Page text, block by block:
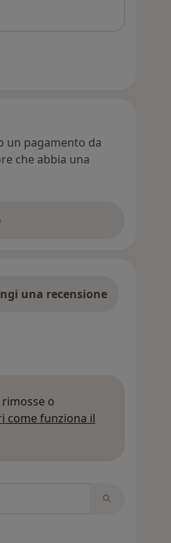
un pagamento da
che abbia una
una recensione
o
come funziona il